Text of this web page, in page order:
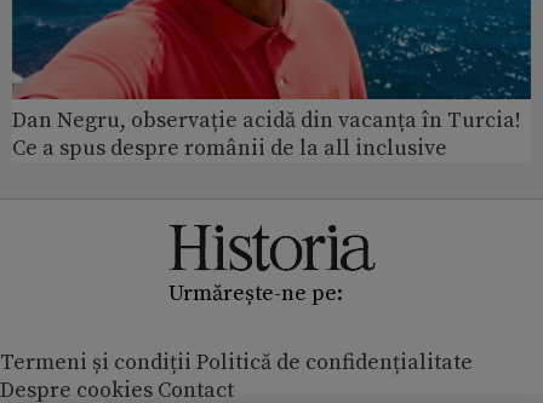
Dan Negru, observație acidă din vacanța în Turcia!
Ce a spus despre românii de la all inclusive
Urmărește-ne pe:
Termeni și condiții Politică de confidențialitate
Despre cookies Contact